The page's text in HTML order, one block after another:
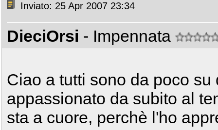
Inviato: 25 Apr 2007 23:34
DieciOrsi - Impennata
Ciao a tutti sono da poco
appassionato da subito al
sta a cuore, perchè l'ho